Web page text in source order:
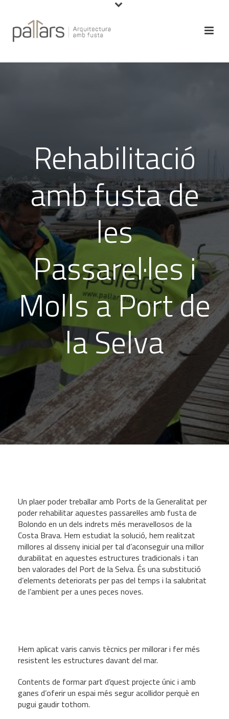
Rehabilitació
amb fusta de
les
Passarel·les i
Molls a Port de
la Selva
Un plaer poder treballar amb Ports de la Generalitat per
poder rehabilitar aquestes passarel·les amb fusta de
Bolondo en un dels indrets més meravellosos de la
Costa Brava. Hem estudiat la solució, hem realitzat
millores al disseny inicial per tal d’aconseguir una millor
durabilitat en aquestes estructures tradicionals i tan
ben valorades del Port de la Selva. És una substitució
d’elements deteriorats per pas del temps i la salubritat
de l’ambient per a unes peces noves.
Hem aplicat varis canvis tècnics per millorar i fer més
resistent les estructures davant del mar.
Contents de formar part d’quest projecte únic i amb
ganes d’oferir un espai més segur acollidor perquè en
pugui gaudir tothom.